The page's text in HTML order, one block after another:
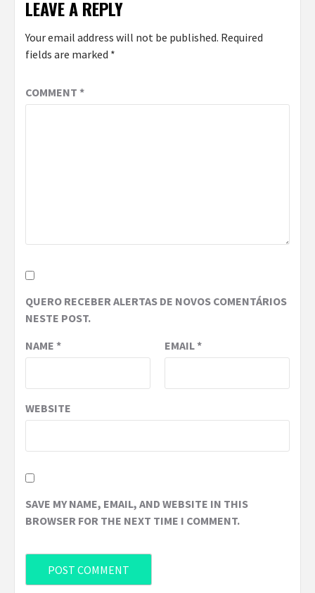
LEAVE A REPLY
Your email address will not be published. Required
fields are marked *
COMMENT *
QUERO RECEBER ALERTAS DE NOVOS COMENTÁRIOS
NESTE POST.
NAME * EMAIL*
WEBSITE
SAVE MY NAME, EMAIL, AND WEBSITE IN THIS
BROWSER FOR THE NEXT TIME I COMMENT.